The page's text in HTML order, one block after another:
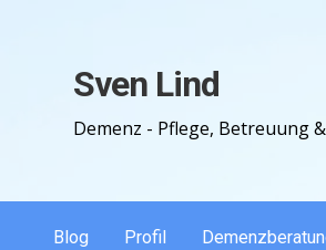
Sven Lind
Demenz - Pflege, Betreuung
Blog Profil